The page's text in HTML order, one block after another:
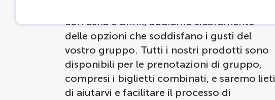
con cena e drink, abbiamo sicuramente
delle opzioni che soddisfano i gusti del
vostro gruppo. Tutti i nostri prodotti sono
disponibili per le prenotazioni di gruppo,
compresi i biglietti combinati, e saremo lieti
di aiutarvi e facilitare il processo di